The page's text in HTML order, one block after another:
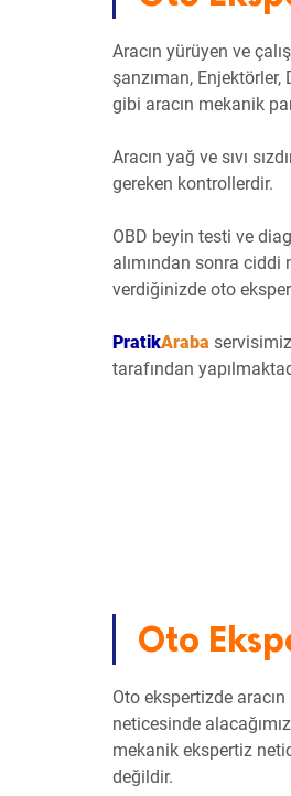
Aracın yürüyen ve
şanzıman, Enjektörler,
gibi aracın mekanik
Aracın yağ ve sıvı
gereken kontrollerdir.
OBD beyin testi ve
alımından sonra
verdiğinizde oto
PratikAraba
tarafından
Oto
Oto ekspertizde
neticesinde
mekanik ekspertiz
değildir.